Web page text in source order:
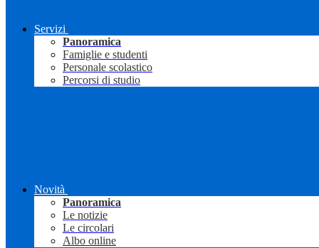
Servizi
Panoramica
Famiglie e studenti
Personale scolastico
Percorsi di studio
Novità
Panoramica
Le notizie
Le circolari
Albo online